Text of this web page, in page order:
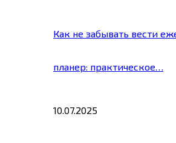
Как не забывать вести
планер: практическое…
10.07.2025